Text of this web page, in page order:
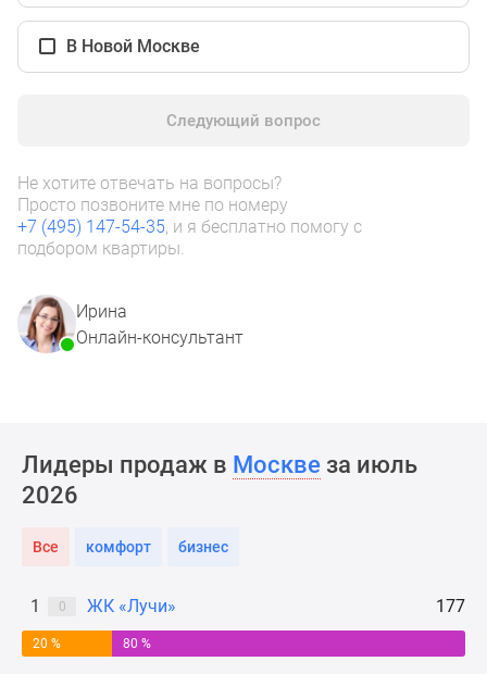
комнатные
карте
Ипотечный
Семейная
ипотека
Военная
программы
Медиа
Новости
Мнение
Аналитика
рынка
Покупателю
В Новой Москве
Следующий вопрос
Не хотите отвечать на вопросы?
Просто позвоните мне по номеру
+7 (495) 147-54-35, и я бесплатно помогу с
подбором квартиры.
Ирина
Онлайн-консультант
Лидеры продаж в Москве за июль
2026
Все комфорт бизнес
1 0 ЖК «Лучи» 177
20 % 80 %